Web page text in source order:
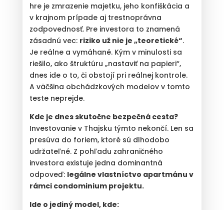
hre je zmrazenie majetku, jeho konfiškácia a
v krajnom prípade aj trestnoprávna
zodpovednosť. Pre investora to znamená
zásadnú vec: riziko už nie je „teoretické“.
Je reálne a vymáhané. Kým v minulosti sa
riešilo, ako štruktúru „nastaviť na papieri“,
dnes ide o to, či obstojí pri reálnej kontrole.
A väčšina obchádzkových modelov v tomto
teste neprejde.
Kde je dnes skutočne bezpečná cesta?
Investovanie v Thajsku týmto nekončí. Len sa
presúva do foriem, ktoré sú dlhodobo
udržateľné. Z pohľadu zahraničného
investora existuje jedna dominantná
odpoveď: legálne vlastníctvo apartmánu v
rámci condominium projektu.
Ide o jediný model, kde: